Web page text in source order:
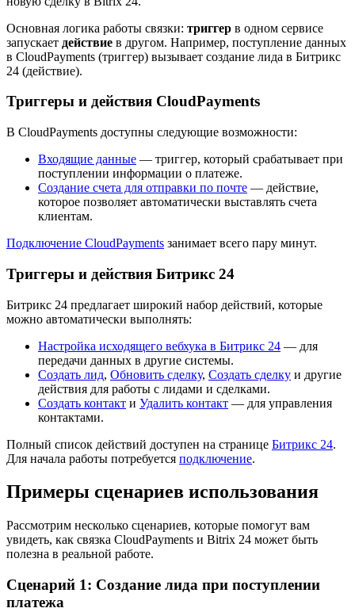
Основная логика работы связки: триггер в одном сервисе
запускает действие в другом. Например, поступление данных
в CloudPayments (триггер) вызывает создание лида в Битрикс
24 (действие).
Триггеры и действия CloudPayments
В CloudPayments доступны следующие возможности:
Входящие данные — триггер, который срабатывает при
поступлении информации о платеже.
Создание счета для отправки по почте — действие,
которое позволяет автоматически выставлять счета
клиентам.
Подключение CloudPayments занимает всего пару минут.
Триггеры и действия Битрикс 24
Битрикс 24 предлагает широкий набор действий, которые
можно автоматически выполнять:
Настройка исходящего вебхука в Битрикс 24 — для
передачи данных в другие системы.
Создать лид, Обновить сделку, Создать сделку и другие
действия для работы с лидами и сделками.
Создать контакт и Удалить контакт — для управления
контактами.
Полный список действий доступен на странице Битрикс 24.
Для начала работы потребуется подключение.
Примеры сценариев использования
Рассмотрим несколько сценариев, которые помогут вам
увидеть, как связка CloudPayments и Bitrix 24 может быть
полезна в реальной работе.
Сценарий 1: Создание лида при поступлении
платежа